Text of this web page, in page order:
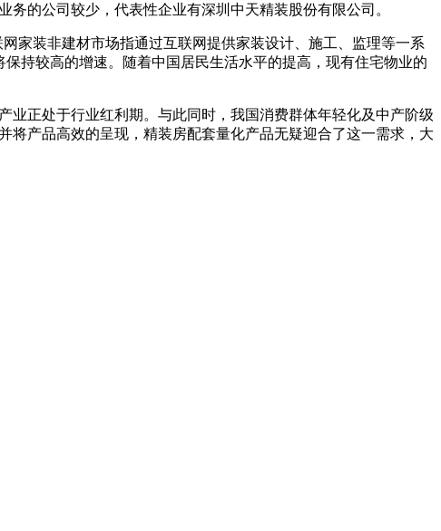
的公司较少，代表性企业有深圳中天精装股份有限公司。
家装非建材市场指通过互联网提供家装设计、施工、监理等一系
持较高的增速。随着中国居民生活水平的提高，现有住宅物业的
业正处于行业红利期。与此同时，我国消费群体年轻化及中产阶级
产品高效的呈现，精装房配套量化产品无疑迎合了这一需求，大